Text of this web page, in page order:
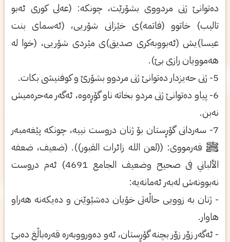
دەتوانێ ژنى مردووى بشۆرێت، چونکە: (عەلى کورى ئەبو
تالیب) خاتوو (فاتمە)ى خێزانى شۆریى، (ئەسماى بنت
عیسا)یش (ئەبووبەکرى صدیق)ى مێردى شۆریى، (خوا لە
هەموویان رازى بێ).
6- پیاو دەتوانێ ژنى مردو بخاتە ناو گۆڕەوە، ئەگەر مەحرەمیش
نەبن.
7- سەردانى گۆڕستان بۆ ژنان دروست نییە، چونکە پێغەمبەر
ﷺ فەرمووى: ((لعن الله زائرات القبور)). (ضعيف، ضعفه
الألباني فى صحيح وضعيف الجامع 4691) ئەم دروست
نەبوونەش لەبەر ئەمانەیە:
- ژنان بە زوویى حاڵەتى خۆیان دەشێوێنن و دەیکەنە هەراو
هاوار.
- ئەگەر زۆر زۆر بچنە گۆڕستان، ئەو دەورووبەرە قەرەباڵغ دەبێ